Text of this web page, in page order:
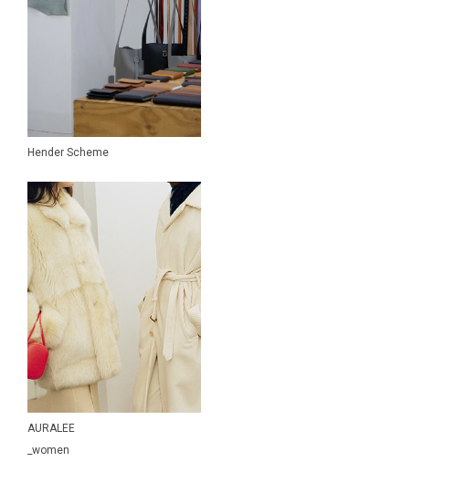
WIND AND SEA
Yohji Yamamoto POUR HOMME
YUICHI TOYAMA.
COLLECT STORE-SELECT ITEM
LADIES ITEM
KIDS ITEM
SALE・OUTLET
Hender Scheme
AURALEE
_women